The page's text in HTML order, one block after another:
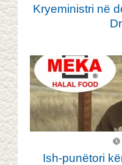
Kryeministri në
Ish-punëtori